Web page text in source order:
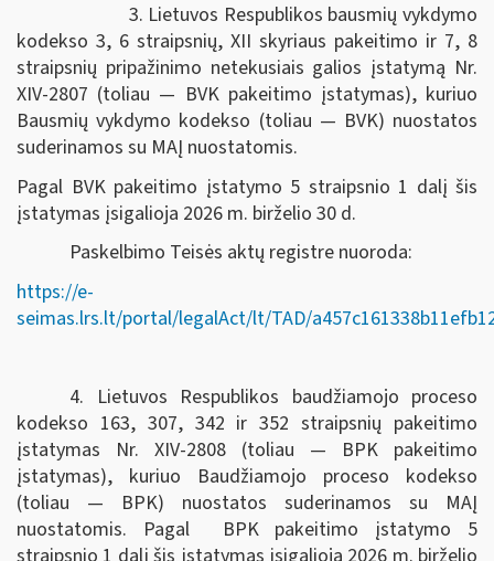
3. Lietuvos Respublikos bausmių vykdymo
kodekso 3, 6 straipsnių, XII skyriaus pakeitimo ir 7, 8
straipsnių pripažinimo netekusiais galios įstatymą Nr.
XIV-2807 (toliau — BVK pakeitimo įstatymas), kuriuo
Bausmių vykdymo kodekso (toliau — BVK) nuostatos
suderinamos su MAĮ nuostatomis.
Pagal BVK pakeitimo įstatymo 5 straipsnio 1 dalį šis
įstatymas įsigalioja 2026 m. birželio 30 d.
Paskelbimo Teisės aktų registre nuoroda:
https://e-
seimas.lrs.lt/portal/legalAct/lt/TAD/
4. Lietuvos Respublikos baudžiamojo proceso
kodekso 163, 307, 342 ir 352 straipsnių pakeitimo
įstatymas Nr. XIV-2808 (toliau — BPK pakeitimo
įstatymas), kuriuo Baudžiamojo proceso kodekso
(toliau — BPK) nuostatos suderinamos su MAĮ
nuostatomis. Pagal BPK pakeitimo įstatymo 5
straipsnio 1 dalį šis įstatymas įsigalioja 2026 m. birželio